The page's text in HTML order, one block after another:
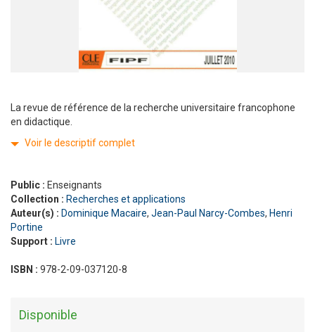
La revue de référence de la recherche universitaire francophone
en didactique.
Voir le descriptif complet
Public : Enseignants
Collection : Recherches et applications
Auteur(s) : Dominique Macaire, Jean-Paul Narcy-Combes, Henri
Portine
Support : Livre
ISBN : 978-2-09-037120-8
Disponible